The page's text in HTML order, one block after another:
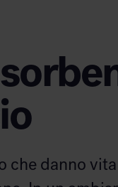
danno